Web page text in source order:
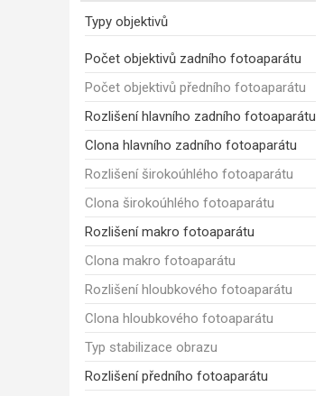
Typy objektivů
Počet objektivů zadního fotoaparátu
Počet objektivů předního fotoaparátu
Rozlišení hlavního zadního fotoaparátu
Clona hlavního zadního fotoaparátu
Rozlišení širokoúhlého fotoaparátu
Clona širokoúhlého fotoaparátu
Rozlišení makro fotoaparátu
Clona makro fotoaparátu
Rozlišení hloubkového fotoaparátu
Clona hloubkového fotoaparátu
Typ stabilizace obrazu
Rozlišení předního fotoaparátu